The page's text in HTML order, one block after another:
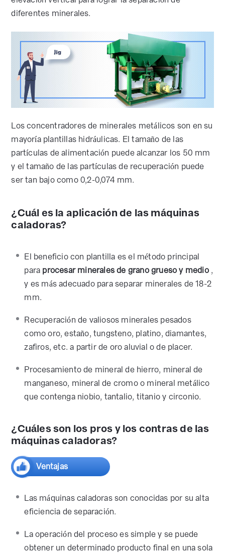
diferentes minerales.
Los concentradores de minerales metálicos son en su
mayoría plantillas hidráulicas. El tamaño de las
partículas de alimentación puede alcanzar los 50 mm
y el tamaño de las partículas de recuperación puede
ser tan bajo como 0,2-0,074 mm.
¿Cuál es la aplicación de las máquinas
caladoras?
El beneficio con plantilla es el método principal
para procesar minerales de grano grueso y medio,
y es más adecuado para separar minerales de 18-2
mm.
Recuperación de valiosos minerales pesados
como oro, estaño, tungsteno, platino, diamantes,
zafiros, etc. a partir de oro aluvial o de placer.
Procesamiento de mineral de hierro, mineral de
manganeso, mineral de cromo o mineral metálico
que contenga niobio, tantalio, titanio y circonio.
¿Cuáles son los pros y los contras de las
máquinas caladoras?
Ventajas
Las máquinas caladoras son conocidas por su alta
eficiencia de separación.
La operación del proceso es simple y se puede
obtener un determinado producto final en una sola